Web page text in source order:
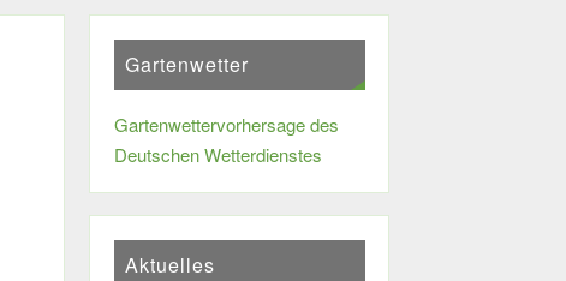
Gartenwetter
Gartenwettervorhersage des
Deutschen Wetterdienstes
Aktuelles